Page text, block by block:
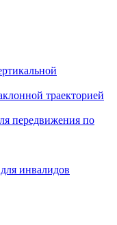
траекторией
передвижения по
инвалидов